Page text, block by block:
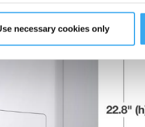
necessary cookies only